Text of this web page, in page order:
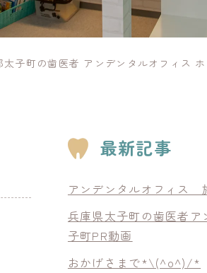
太子町の歯医者 アンデンタルオフィス ホ
最新記事
アンデンタルオフィス
兵庫県太子町の歯医者
子町PR動画
おかげさまで*\(^o^)/*